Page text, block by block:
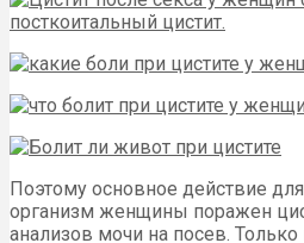
Поэтому основное действие
организм женщины поражен
анализов мочи на посев. Только